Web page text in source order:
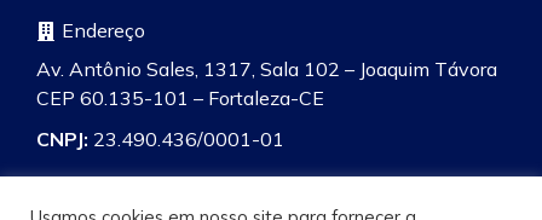
Endereço
Av. Antônio Sales, 1317, Sala 102 – Joaquim Távora
CEP 60.135-101 – Fortaleza-CE
CNPJ: 23.490.436/0001-01